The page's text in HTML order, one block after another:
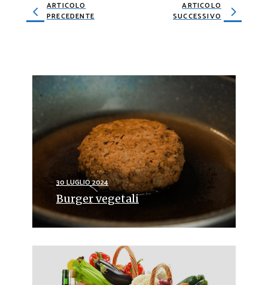
ARTICOLO
PRECEDENTE
ARTICOLO
SUCCESSIVO
30 LUGLIO 2024
Burger vegetali